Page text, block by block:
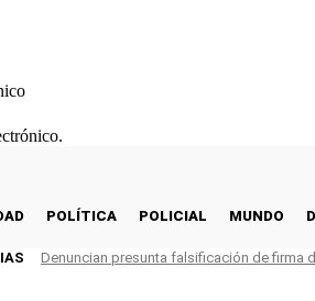
POLÍTICA POLICIAL MUNDO
Denuncian presunta falsificación de firma